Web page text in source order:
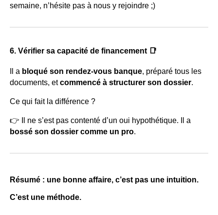
semaine, n’hésite pas à nous y rejoindre ;)
6. Vérifier sa capacité de financement 📑
Il a bloqué son rendez-vous banque, préparé tous les
documents, etcommencé à structurer son dossier.
Ce qui fait la différence ?
👉 Il ne s’est pas contenté d’un oui hypothétique. Il a
bossé son dossier comme un pro.
Résumé : une bonne affaire, c’est pas une intuition.
C’est une méthode.